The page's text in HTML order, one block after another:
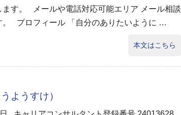
ます。 メールや電話対応可能エリア メール相談
。 プロフィール 「自分のありたいように …
本文はこちら
ようすけ）